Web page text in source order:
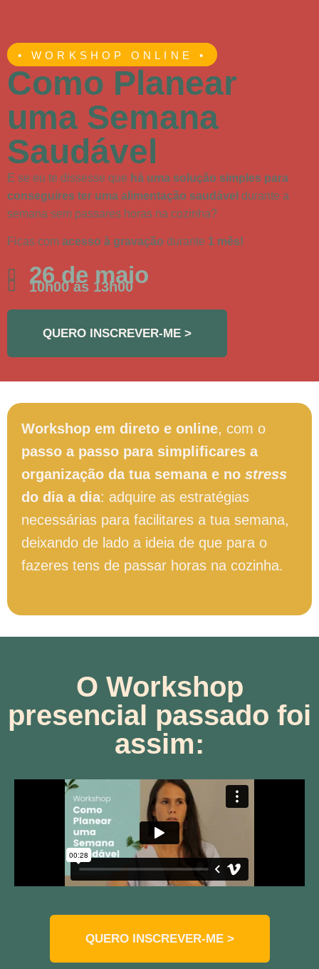
• WORKSHOP ONLINE •
Como Planear
uma Semana
Saudável
E se eu te dissesse que há uma solução simples para
conseguires ter uma alimentação saudável durante a
semana sem passares horas na cozinha?
Ficas com acesso à gravação durante 1 mês!
26 de maio
10h00 às 13h00
QUERO INSCREVER-ME >
Workshop em direto e online, com o
passo a passo para simplificares a
organização da tua semana e no stress
do dia a dia: adquire as estratégias
necessárias para facilitares a tua semana,
deixando de lado a ideia de que para o
fazeres tens de passar horas na cozinha.
O Workshop
presencial passado foi
assim:
QUERO INSCREVER-ME >